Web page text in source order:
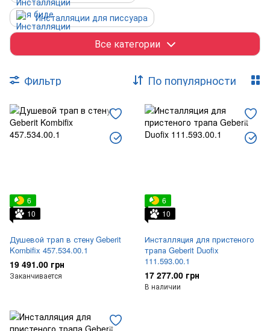
Инсталляции для писсуара
Инсталляции для умывальника
Кнопки для инсталляций
Комплектующие к инсталляциям
Все категории
Фильтр По популярности
6
10
Душевой трап в стену Geberit
Kombifix 457.534.00.1
19 491.00 грн
Заканчивается
6
10
Инсталляция для пристеного
трапа Geberit Duofix
111.593.00.1
17 277.00 грн
В наличии